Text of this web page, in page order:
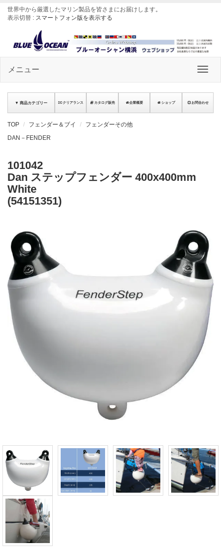
世界中から厳選したマリン製品を皆さまにお届けします。
表示切替 : スマートフォン版を表示する
メニュー
▼ 商品カテゴリー クリアランス カタログ販売 企業概要 ショップ お問合わせ
TOP フェンダー＆ブイ
フェンダーその他
DAN－FENDER
101042
Dan ステップフェンダー 400x400mm
White
(54151351)